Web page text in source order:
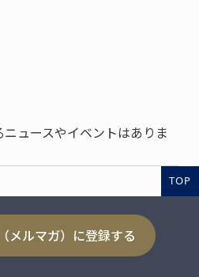
ュースやイベントはありま
TOP
メルマガ）に登録する